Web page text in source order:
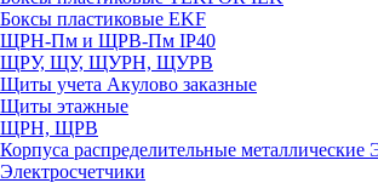
Боксы пластиковые EKF
ЩРН-Пм и ЩРВ-Пм IP40
ЩРУ, ЩУ, ЩУРН, ЩУРВ
Щиты учета Акулово заказные
Щиты этажные
ЩРН, ЩРВ
Корпуса распределительные
Электросчетчики